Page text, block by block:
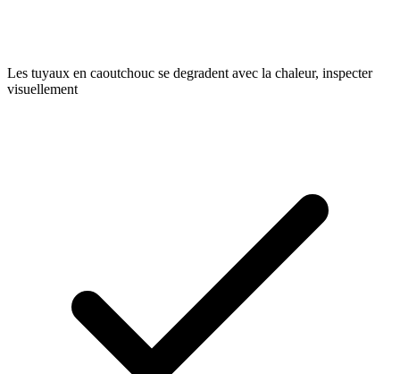
Les tuyaux en caoutchouc se degradent avec la chaleur, inspecter
visuellement